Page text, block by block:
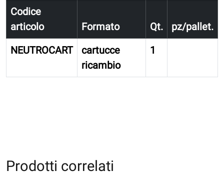
Codice
articolo
Formato Qt.
pz/pallet.
NEUTROCART
cartucce
ricambio
1
Prodotti correlati